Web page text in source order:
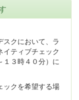
スクにおいて、ラ
イティブチェック
１３時４０分）に
ックを希望する場